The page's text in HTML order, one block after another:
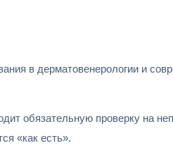
в дерматовенерологии и
обязательную проверку на
«как есть».